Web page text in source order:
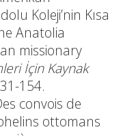
Koleji’nin Kısa
Anatolia
missionary
İçin Kaynak
154.
convois de
ottomans